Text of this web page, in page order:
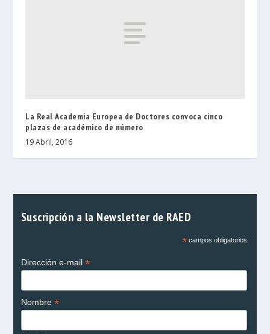
La Real Academia Europea de Doctores convoca cinco
plazas de académico de número
19 Abril, 2016
Suscripción a la Newsletter de RAED
*campos obligatorios
Dirección e-mail *
Nombre *